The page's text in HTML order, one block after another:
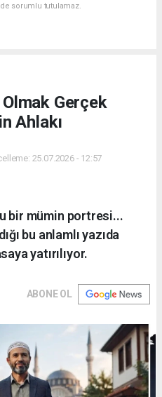
sorumlu tutulamaz.
Gerçek
Ahlakı
25.07.2026 - 12:57
bir mümin portresi...
bu anlamlı yazıda
yatırılıyor.
ABONE OL